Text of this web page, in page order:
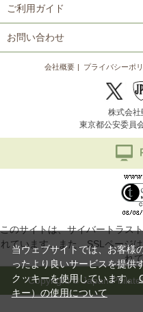
ご利用ガイド
お問い合わせ
会社概要 プライバシーポ
株式会社
東京都公安委
このサイトは、サイバートラス
れています。また、SSLページ
れ
Copyright © Japan
当ウェブサイトでは、お客様
ったより良いサービスを提供
クッキーを使用しています。
キー）の使用について